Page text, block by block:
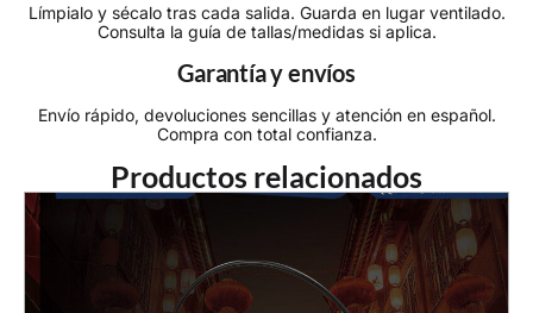
Límpialo y sécalo tras cada salida. Guarda en lugar ventilado.
Consulta la guía de tallas/medidas si aplica.
Garantía y envíos
Envío rápido, devoluciones sencillas y atención en español.
Compra con total confianza.
Productos relacionados